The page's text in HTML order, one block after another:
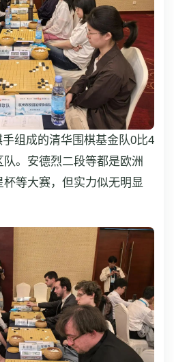
组成的清华围棋基金队0比4
。安德烈二段等都是欧洲
等大赛，但实力似无明显